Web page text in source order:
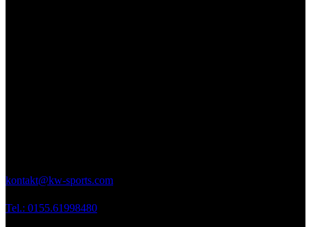
kontakt@kw-sports.com
Tel.: 0155.61998480